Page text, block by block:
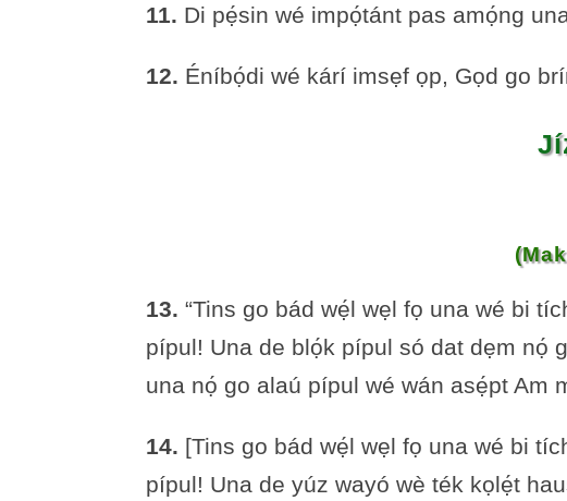
11. Di pẹ́sin wé impọ́tánt pas amọ́ng
12. Éníbọ́di wé kárí imsẹf ọp, Gọd go
13. “Tins go bád wẹ́l wẹl fọ una wé bi
pípul! Una de blọ́k pípul só dat dẹm nọ́
una nọ́ go alaú pípul wé wán asẹ́pt Am
14. [Tins go bád wẹ́l wẹl fọ una wé bi
pípul! Una de yúz wayó wè ték kọlẹ́t